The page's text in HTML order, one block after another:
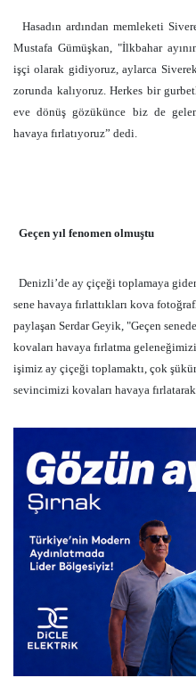
Hasadın ardından memleketi
Mustafa Gümüşkan, "İlkbahar
işçi olarak gidiyoruz, aylarca
zorunda kalıyoruz. Herkes bir
eve dönüş gözükünce biz de
havaya fırlatıyoruz” dedi.
Geçen yıl fenomen olmuştu
Denizli’de ay çiçeği toplamaya
sene havaya fırlattıkları kova
paylaşan Serdar Geyik, "Geçen
kovaları havaya fırlatma
işimiz ay çiçeği toplamaktı, çok
sevincimizi kovaları havaya